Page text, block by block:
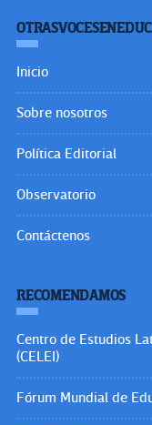
Inicio
Sobre nosotros
Política Editorial
Observatorio
Contáctenos
RECOMENDAMOS
Centro de Estudios
(CELEI)
Fórum Mundial de